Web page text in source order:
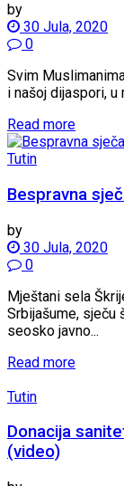
by
30 Jula, 2020
0
Svim
i našoj dijaspori, u
Read more
Tutin
Bespravna
by
30 Jula, 2020
0
Mještani sela
Srbijašume, sječu
seosko javno...
Read more
Tutin
Donacija
(video)